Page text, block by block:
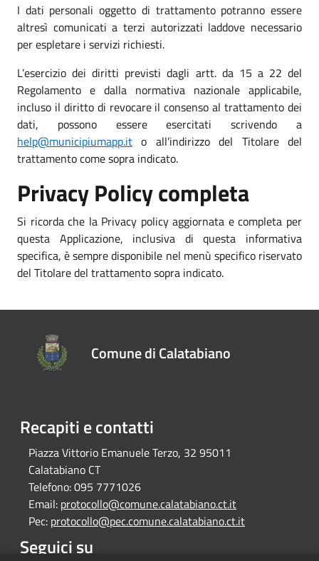
I dati personali oggetto di trattamento potranno essere
altresì comunicati a terzi autorizzati laddove necessario
per espletare i servizi richiesti.
L’esercizio dei diritti previsti dagli artt. da 15 a 22 del
Regolamento e dalla normativa nazionale applicabile,
incluso il diritto di revocare il consenso al trattamento dei
dati, possono essere esercitati scrivendo a
help@municipiumapp.it o all’indirizzo del Titolare del
trattamento come sopra indicato.
Privacy Policy completa
Si ricorda che la Privacy policy aggiornata e completa per
questa Applicazione, inclusiva di questa informativa
specifica, è sempre disponibile nel menù specifico riservato
del Titolare del trattamento sopra indicato.
Comune di Calatabiano
Recapiti e contatti
Piazza Vittorio Emanuele Terzo, 32 95011
Calatabiano CT
Telefono:095 7771026
Email: protocollo@comune.calatabiano.ct.it
Pec: protocollo@pec.comune.calatabiano.ct.it
Seguici su